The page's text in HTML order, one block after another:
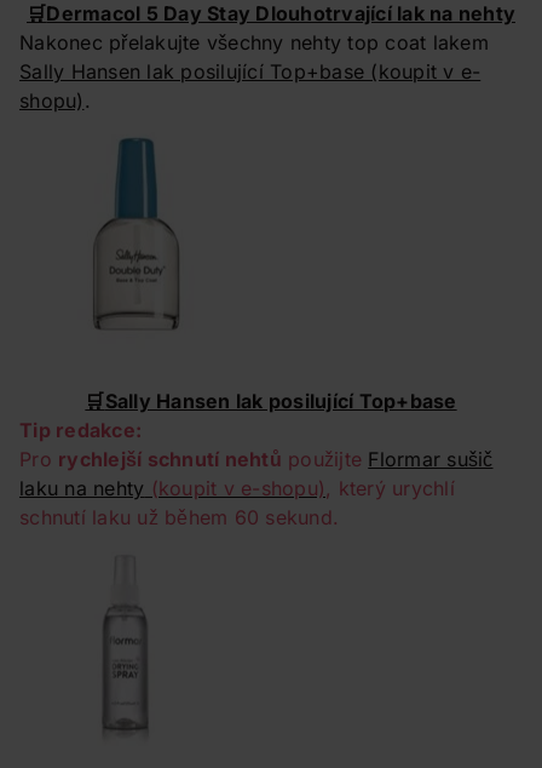
🛒Dermacol 5 Day Stay Dlouhotrvající lak na nehty
Nakonec přelakujte všechny nehty top coat lakem
Sally Hansen lak posilující Top+base (koupit v e-
shopu) .
🛒Sally Hansen lak posilující Top+base
Tip redakce:
Pro rychlejší schnutí nehtů použijte Flormar sušič
laku na nehty (koupit v e-shopu) , který urychlí
schnutí laku už během 60 sekund.